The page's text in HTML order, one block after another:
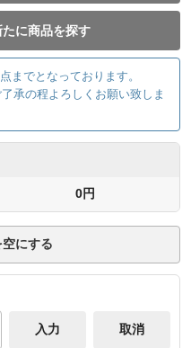
たに商品を探す
までとなっております。
承の程よろしくお願い致しま
0円
にする